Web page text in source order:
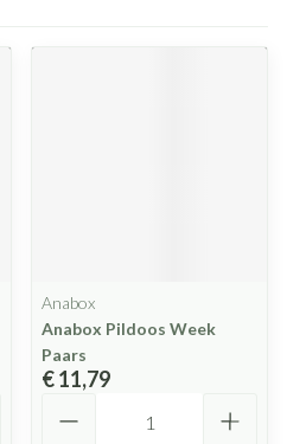
Anabox
Anabox Pildoos Week
Paars
€ 11,79